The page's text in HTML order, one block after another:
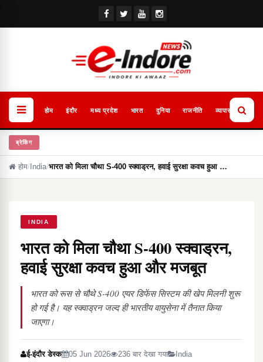
होम इंदौर मध्य प्रदेश भारत दुनिया राजनीति व्यापार खेल
ब्रेकिंग
होम/ India/भारत को मिला चौथा S-400 स्क्वाड्रन, हवाई सुरक्षा कवच हुआ …
INDIA
भारत को मिला चौथा S-400 स्क्वाड्रन,
हवाई सुरक्षा कवच हुआ और मजबूत
भारत को रूस से चौथे S-400 एयर डिफेंस सिस्टम की खेप मिलनी शुरू
हो गई है। यह स्क्वाड्रन जल्द ही भारतीय वायुसेना में तैनात किया
जाएगा।
ई-इंदौर डेस्क 05 Jun 2026 236 बार देखा गया India